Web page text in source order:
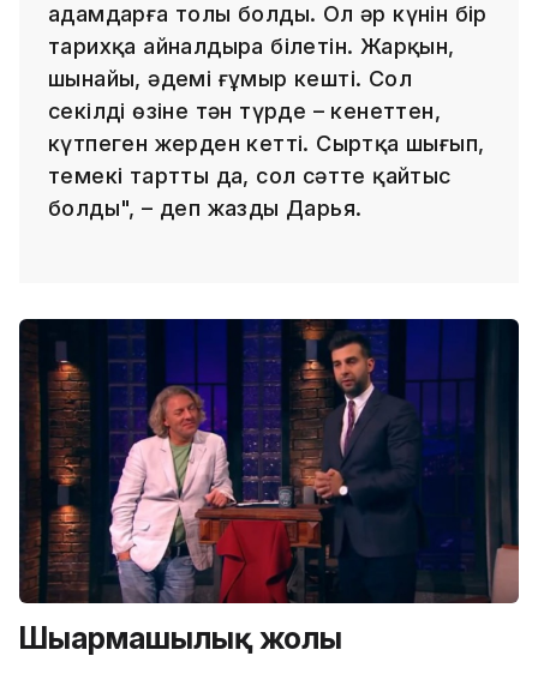
адамдарға толы болды. Ол әр күнін бір
тарихқа айналдыра білетін. Жарқын,
шынайы, әдемі ғұмыр кешті. Сол
секілді өзіне тән түрде – кенеттен,
күтпеген жерден кетті. Сыртқа шығып,
темекі тартты да, сол сәтте қайтыс
болды", – деп жазды Дарья.
Шығармашылық жолы